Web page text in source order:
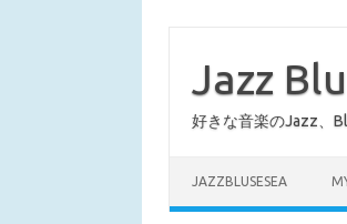
Jazz
好きな音楽のJazz、
JAZZBLUSESEA